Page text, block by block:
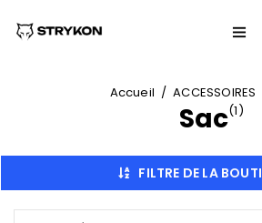
Accueil / ACCESSOIRES
Sac(1)
FILTRE DE LA